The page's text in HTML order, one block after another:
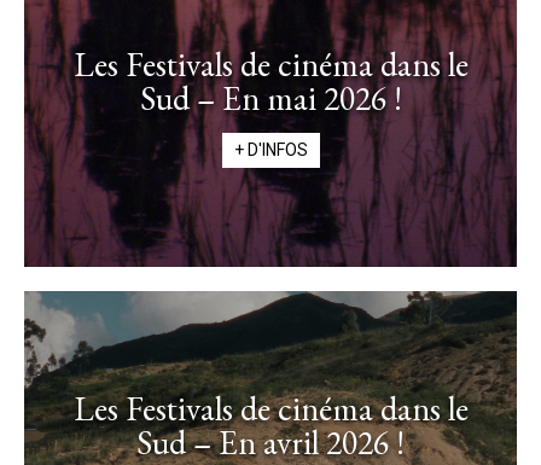
Les Festivals de cinéma dans le
Sud – En mai 2026 !
+ D'INFOS
Les Festivals de cinéma dans le
Sud – En avril 2026 !